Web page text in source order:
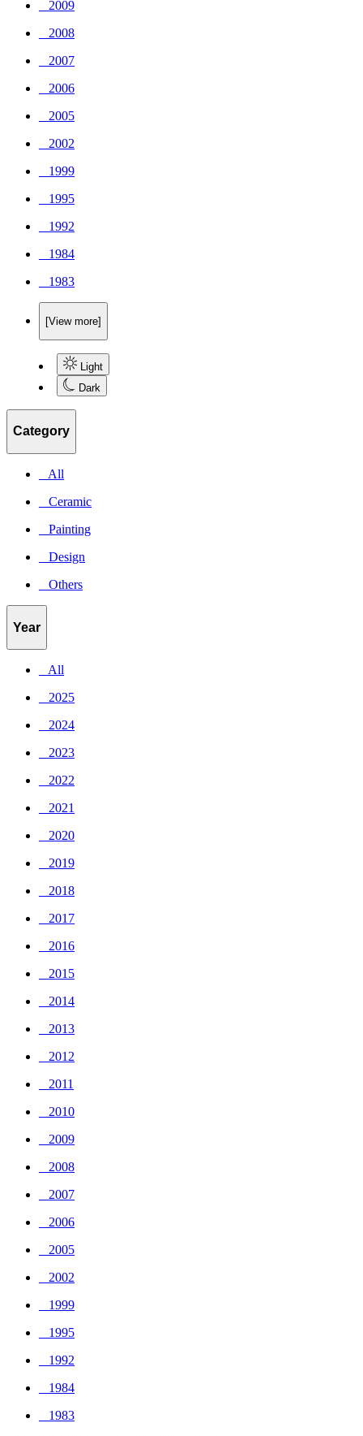
_ 2009
_ 2008
_ 2007
_ 2006
_ 2005
_ 2002
_ 1999
_ 1995
_ 1992
_ 1984
_ 1983
[View more]
Light
Dark
Category
_ All
_ Ceramic
_ Painting
_ Design
_ Others
Year
_ All
_ 2025
_ 2024
_ 2023
_ 2022
_ 2021
_ 2020
_ 2019
_ 2018
_ 2017
_ 2016
_ 2015
_ 2014
_ 2013
_ 2012
_ 2011
_ 2010
_ 2009
_ 2008
_ 2007
_ 2006
_ 2005
_ 2002
_ 1999
_ 1995
_ 1992
_ 1984
_ 1983